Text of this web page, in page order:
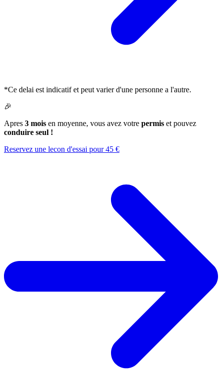
*Ce delai est indicatif et peut varier d'une personne a l'autre.
🎉
Apres 3 mois en moyenne, vous avez votre permis et pouvez
conduire seul !
Reservez une lecon d'essai pour 45 €